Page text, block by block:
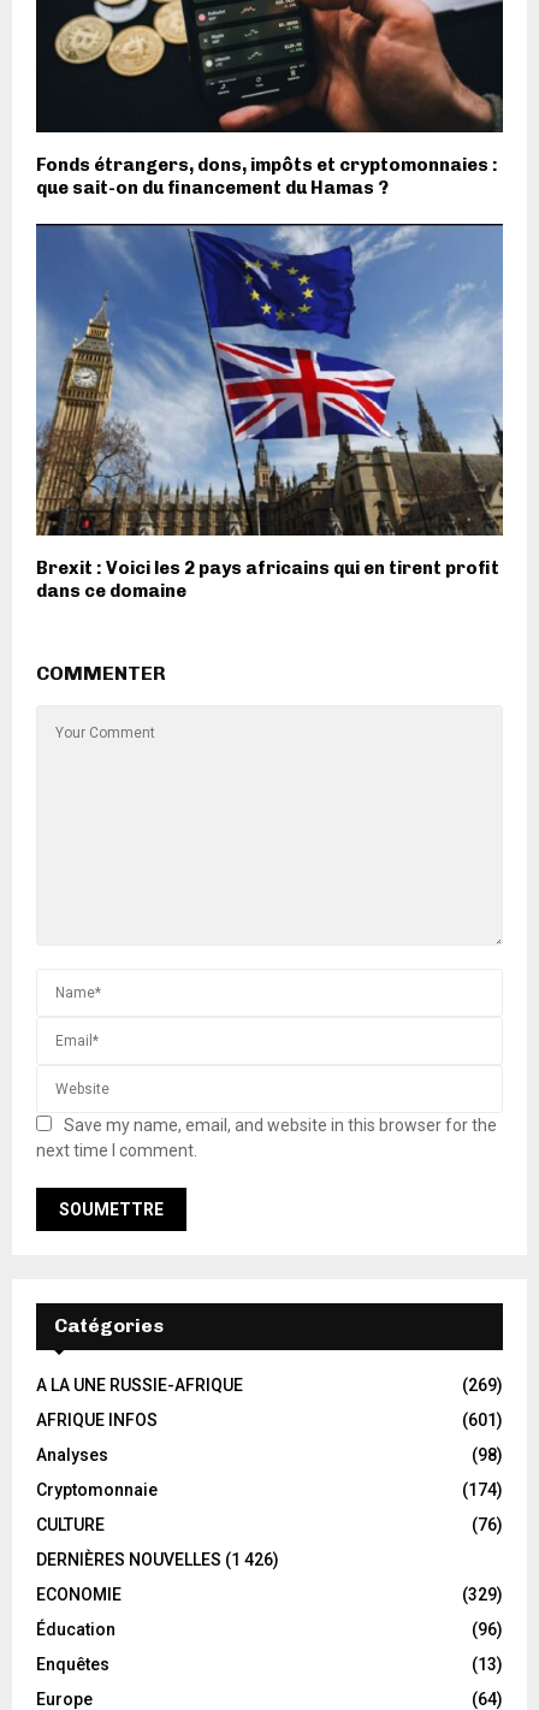
Fonds étrangers, dons, impôts et cryptomonnaies :
que sait-on du financement du Hamas ?
Brexit : Voici les 2 pays africains qui en tirent profit
dans ce domaine
COMMENTER
Save my name, email, and website in this browser for the
next time I comment.
Catégories
A LA UNE RUSSIE-AFRIQUE
(269)
AFRIQUE INFOS
(601)
Analyses
(98)
Cryptomonnaie
(174)
CULTURE
(76)
DERNIÈRES NOUVELLES (1 426)
ECONOMIE
(329)
Éducation
(96)
Enquêtes
(13)
Europe
(64)